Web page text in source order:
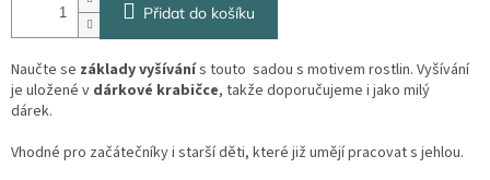
Přidat do košíku
Naučte se základy vyšívánís touto sadou s motivem rostlin. Vyšívání
je uložené v dárkové krabičce, takže doporučujeme i jako milý
dárek.
Vhodné pro začátečníky i starší děti, které již umějí pracovat s jehlou.